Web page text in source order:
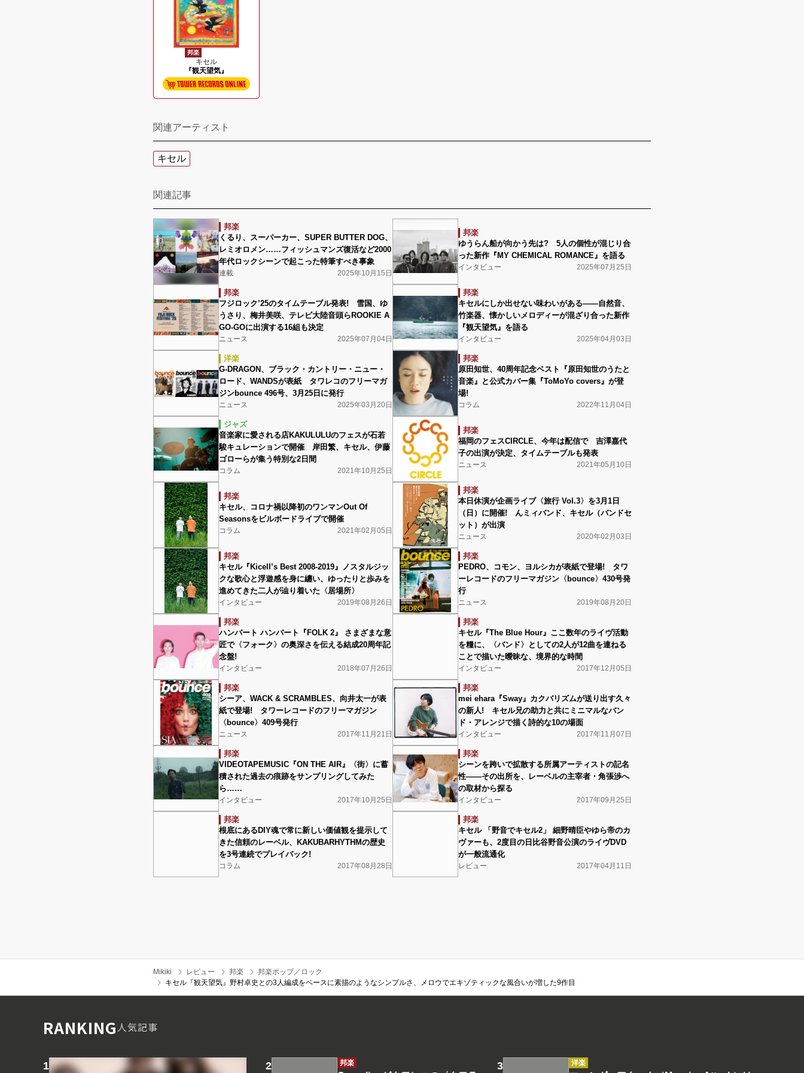
邦楽
キセル
『観天望気』
関連アーティスト
キセル
関連記事
邦楽
くるり、スーパーカー、SUPER BUTTER DOG、
レミオロメン……フィッシュマンズ復活など2000
年代ロックシーンで起こった特筆すべき事象
連載 2025年10月15日
邦楽
ゆうらん船が向かう先は? 5人の個性が混じり合
った新作『MY CHEMICAL ROMANCE』を語る
インタビュー 2025年07月25日
邦楽
フジロック’25のタイムテーブル発表! 雪国、ゆ
うさり、梅井美咲、テレビ大陸音頭らROOKIE A
GO-GOに出演する16組も決定
ニュース 2025年07月04日
邦楽
キセルにしか出せない味わいがある――自然音、
竹楽器、懐かしいメロディーが混ざり合った新作
『観天望気』を語る
インタビュー 2025年04月03日
洋楽
G-DRAGON、ブラック・カントリー・ニュー・
ロード、WANDSが表紙 タワレコのフリーマガ
ジンbounce 496号、3月25日に発行
ニュース 2025年03月20日
邦楽
原田知世、40周年記念ベスト『原田知世のうたと
音楽』と公式カバー集『ToMoYo covers』が登
場!
コラム 2022年11月04日
ジャズ
音楽家に愛される店KAKULULUのフェスが石若
駿キュレーションで開催 岸田繁、キセル、伊藤
ゴローらが集う特別な2日間
コラム 2021年10月25日
邦楽
福岡のフェスCIRCLE、今年は配信で 吉澤嘉代
子の出演が決定、タイムテーブルも発表
ニュース 2021年05月10日
邦楽
キセル、コロナ禍以降初のワンマンOut Of
Seasonsをビルボードライブで開催
コラム 2021年02月05日
邦楽
本日休演が企画ライブ〈旅行 Vol.3〉を3月1日
（日）に開催! んミィバンド、キセル（バンドセ
ット）が出演
ニュース 2020年02月03日
邦楽
キセル『Kicell’s Best 2008-2019』ノスタルジッ
クな歌心と浮遊感を身に纏い、ゆったりと歩みを
進めてきた二人が辿り着いた〈居場所〉
インタビュー 2019年08月26日
邦楽
PEDRO、コモン、ヨルシカが表紙で登場! タワ
ーレコードのフリーマガジン〈bounce〉430号発
行
ニュース 2019年08月20日
邦楽
ハンバート ハンバート『FOLK 2』 さまざまな意
匠で〈フォーク〉の奥深さを伝える結成20周年記
念盤!
インタビュー 2018年07月26日
邦楽
キセル『The Blue Hour』ここ数年のライヴ活動
を糧に、〈バンド〉としての2人が12曲を連ねる
ことで描いた曖昧な、境界的な時間
インタビュー 2017年12月05日
邦楽
シーア、WACK & SCRAMBLES、向井太一が表
紙で登場! タワーレコードのフリーマガジン
〈bounce〉409号発行
ニュース 2017年11月21日
邦楽
mei ehara『Sway』カクバリズムが送り出す久々
の新人! キセル兄の助力と共にミニマルなバン
ド・アレンジで描く詩的な10の場面
インタビュー 2017年11月07日
邦楽
VIDEOTAPEMUSIC『ON THE AIR』〈街〉に蓄
積された過去の痕跡をサンプリングしてみた
ら……
インタビュー 2017年10月25日
邦楽
シーンを跨いで拡散する所属アーティストの記名
性――その出所を、レーベルの主宰者・角張渉へ
の取材から探る
インタビュー 2017年09月25日
邦楽
根底にあるDIY魂で常に新しい価値観を提示して
きた信頼のレーベル、KAKUBARHYTHMの歴史
を3号連続でプレイバック!
コラム 2017年08月28日
邦楽
キセル 「野音でキセル2」 細野晴臣やゆら帝のカ
ヴァーも、2度目の日比谷野音公演のライヴDVD
が一般流通化
レビュー 2017年04月11日
Mikiki レビュー 邦楽
邦楽ポップ／ロック
キセル『観天望気』野村卓史との3人編成をベースに素描のようなシンプルさ、メロウでエキゾティックな風合いが増した9作目
RANKING人気記事
邦楽 洋楽